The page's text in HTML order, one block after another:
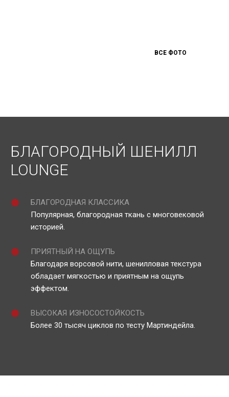
ВСЕ ФОТО
БЛАГОРОДНЫЙ ШЕНИЛЛ
LOUNGE
БЛАГОРОДНАЯ КЛАССИКА
Популярная, благородная ткань с многовековой
историей.
ПРИЯТНЫЙ НА ОЩУПЬ
Благодаря ворсовой нити, шенилловая текстура
обладает мягкостью и приятным на ощупь
эффектом.
ВЫСОКАЯ ИЗНОСОСТОЙКОСТЬ
Более 30 тысяч циклов по тесту Мартиндейла.